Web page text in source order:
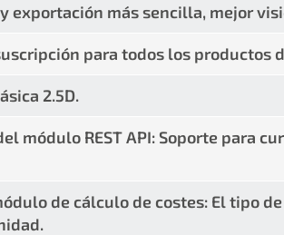
exportación más sencilla, mejor
para todos los productos
2.5D.
módulo REST API: Soporte para
de cálculo de costes: El tipo